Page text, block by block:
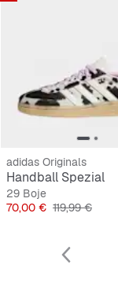
adidas Originals
Handball Spezial
29 Boje
Cijena
70,00 € Originalna
119,99 €